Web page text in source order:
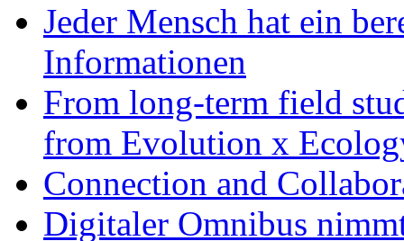
Jeder Mensch hat ein
Informationen
From long-term field
from Evolution x
Connection and
Digitaler Omnibus